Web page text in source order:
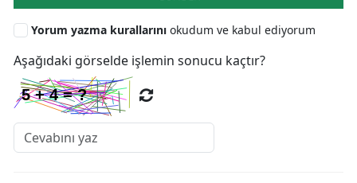
Yorum yazma kurallarını okudum ve kabul ediyorum
Aşağıdaki görselde işlemin sonucu kaçtır?